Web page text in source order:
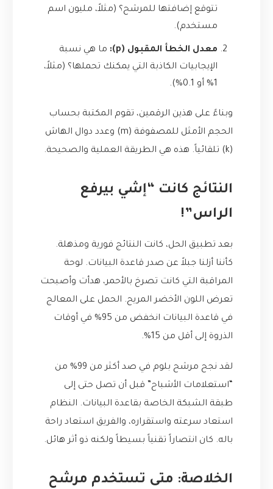
تتوقع إضافتها للمرشح؟ (مثلاً، مليون اسم
مستخدم).
معدل الخطأ المقبول (p):
ما هي نسبة
الإيجابيات الكاذبة التي يمكنك تحملها؟ (مثلاً،
1% أو 0.1%).
وبناءً على هذين الرقمين، تقوم المكتبة بحساب
الحجم الأمثل للمصفوفة (m) وعدد دوال الهاش
(k) تلقائياً. هذه هي الطريقة العملية والصحيحة.
النتائج كانت “إشي بيرفع
الراس”!
بعد تطبيق الحل، كانت النتائج فورية ومذهلة.
كأننا أزلنا جبلاً عن صدر قاعدة البيانات. لوحة
المراقبة التي كانت تصرخ بالأحمر، هدأت وأصبحت
تعرض اللون الأخضر المريح. الحمل على المعالج
في قاعدة البيانات انخفض من 95% في أوقات
الذروة إلى أقل من 15%.
لقد نجح مرشح بلوم في صد أكثر من 99% من
“استعلامات الأشباح” قبل أن تصل حتى إلى
طبقة الشبكة الخاصة بقاعدة البيانات. النظام
استعاد سرعته واستقراره، والفريق استعاد راحة
باله. كان انتصاراً تقنياً بسيطاً ولكنه ذو أثر هائل.
الخلاصة: متى تستخدم مرشح